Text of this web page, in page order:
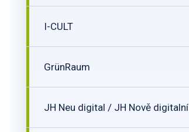
I-CULT
GrünRaum
JH Neu digital / JH Nově digitalní